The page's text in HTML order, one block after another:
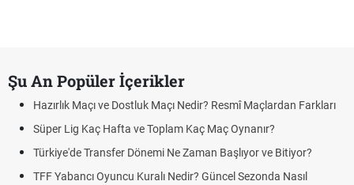
Şu An Popüler İçerikler
Hazırlık Maçı ve Dostluk Maçı Nedir? Resmî Maçlardan Farkları
Süper Lig Kaç Hafta ve Toplam Kaç Maç Oynanır?
Türkiye'de Transfer Dönemi Ne Zaman Başlıyor ve Bitiyor?
TFF Yabancı Oyuncu Kuralı Nedir? Güncel Sezonda Nasıl